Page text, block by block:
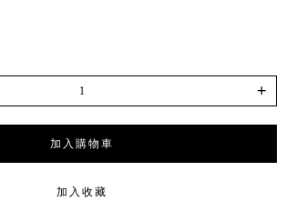
+
加入購物車
加入收藏